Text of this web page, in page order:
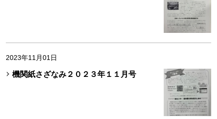
2023年11月01日
機関紙さざなみ２０２３年１１月号